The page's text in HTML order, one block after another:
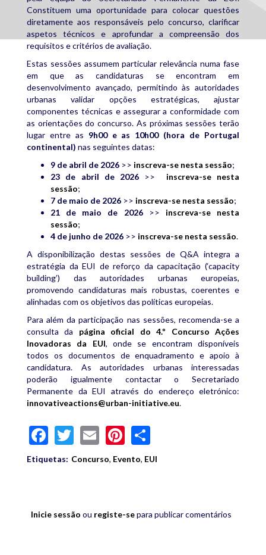
Constituem uma oportunidade para colocar questões
diretamente aos responsáveis pelo concurso, clarificar
aspetos técnicos e aprofundar a compreensão dos
requisitos e critérios de avaliação.
Estas sessões assumem particular relevância numa fase
em que as candidaturas se encontram em
desenvolvimento avançado, permitindo às autoridades
urbanas validar opções estratégicas, ajustar
componentes técnicas e assegurar a conformidade com
as orientações do concurso. As próximas sessões terão
lugar entre as 9h00 e as 10h00 (hora de Portugal
continental) nas seguintes datas:
9 de abril de 2026 >> inscreva-se nesta sessão;
23 de abril de 2026
>> inscreva-se nesta
sessão;
7 de maio de 2026 >> inscreva-se nesta sessão;
21 de maio de 2026
>> inscreva-se nesta
sessão;
4 de junho de 2026 >> inscreva-se nesta sessão.
A disponibilização destas sessões de Q&A integra a
estratégia da EUI de reforço da capacitação (‘capacity
building’) das autoridades urbanas europeias,
promovendo candidaturas mais robustas, coerentes e
alinhadas com os objetivos das políticas europeias.
Para além da participação nas sessões, recomenda-se a
consulta da página oficial do 4.º Concurso Ações
Inovadoras da EUI, onde se encontram disponíveis
todos os documentos de enquadramento e apoio à
candidatura. As autoridades urbanas interessadas
poderão igualmente contactar o Secretariado
Permanente da EUI através do endereço eletrónico:
innovativeactions@urban-initiative.eu.
Facebook
Twitter
EmailPinterest
Etiquetas: Concurso, Evento, EUI
Inicie sessão ou registe-separa publicar comentários